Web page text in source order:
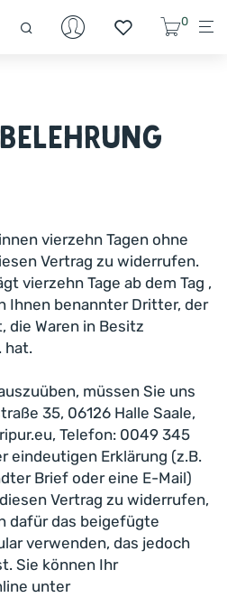
0
vierzehn Tagen ohne
Vertrag zu widerrufen.
vierzehn Tage ab dem Tag ,
Ihnen benannter Dritter, der
die Waren in Besitz
hat.
müssen Sie uns
35, 06126 Halle Saale,
Telefon: 0049 345
eindeutigen Erklärung (z.B.
Brief oder eine E-Mail)
Vertrag zu widerrufen,
dafür das beigefügte
verwenden, das jedoch
Sie können Ihr
unter